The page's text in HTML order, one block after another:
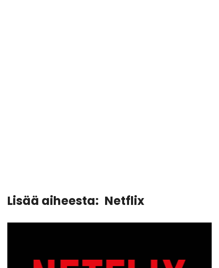
Lisää aiheesta: Netflix